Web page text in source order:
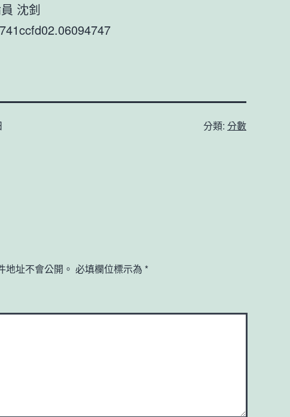
沈釗
分類: 分數
地址不會公開。 必填欄位標示為 *